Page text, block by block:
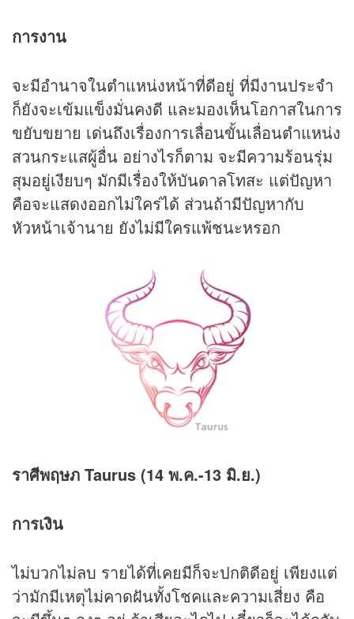
การงาน
จะมีอำนาจในตำแหน่งหน้าที่ดีอยู่ ที่มีงานประจำ
ก็ยังจะเข้มแข็งมั่นคงดี และมองเห็นโอกาสในการ
ขยับขยาย เด่นถึงเรื่องการเลื่อนขั้นเลื่อนตำแหน่ง
สวนกระแสผู้อื่น อย่างไรก็ตาม จะมีความร้อนรุ่ม
สุมอยู่เงียบๆ มักมีเรื่องให้บันดาลโทสะ แต่ปัญหา
คือจะแสดงออกไม่ใคร่ได้ ส่วนถ้ามีปัญหากับ
หัวหน้าเจ้านาย ยังไม่มีใครแพ้ชนะหรอก
ราศีพฤษภ Taurus (14 พ.ค.-13 มิ.ย.)
การเงิน
ไม่บวกไม่ลบ รายได้ที่เคยมีก็จะปกติดีอยู่ เพียงแต่
ว่ามักมีเหตุไม่คาดฝันทั้งโชคและความเสี่ยง คือ